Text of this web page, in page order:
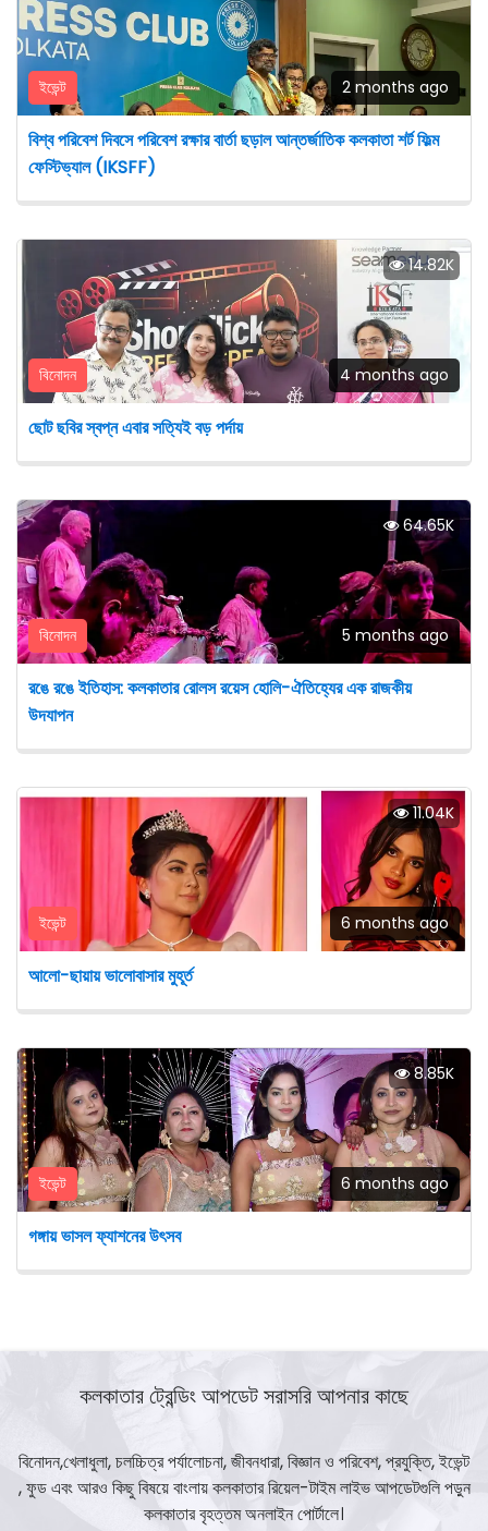
ইভেন্ট 2 months ago
বিশ্ব পরিবেশ দিবসে পরিবেশ রক্ষার বার্তা ছড়াল আন্তর্জাতিক কলকাতা শর্ট ফিল্ম
ফেস্টিভ্যাল (IKSFF)
14.82K
বিনোদন 4 months ago
ছোট ছবির স্বপ্ন এবার সত্যিই বড় পর্দায়
64.65K
বিনোদন 5 months ago
রঙে রঙে ইতিহাস: কলকাতার রোলস রয়েস হোলি-ঐতিহ্যের এক রাজকীয়
উদযাপন
11.04K
ইভেন্ট 6 months ago
আলো-ছায়ায় ভালোবাসার মুহূর্ত
8.85K
ইভেন্ট 6 months ago
গঙ্গায় ভাসল ফ্যাশনের উৎসব
কলকাতার ট্রেন্ডিং আপডেট সরাসরি আপনার কাছে
বিনোদন,খেলাধুলা, চলচ্চিত্র পর্যালোচনা, জীবনধারা, বিজ্ঞান ও পরিবেশ, প্রযুক্তি, ইভেন্ট
, ফুড এবং আরও কিছু বিষয়ে বাংলায় কলকাতার রিয়েল-টাইম লাইভ আপডেটগুলি পড়ুন
কলকাতার বৃহত্তম অনলাইন পোর্টালে।